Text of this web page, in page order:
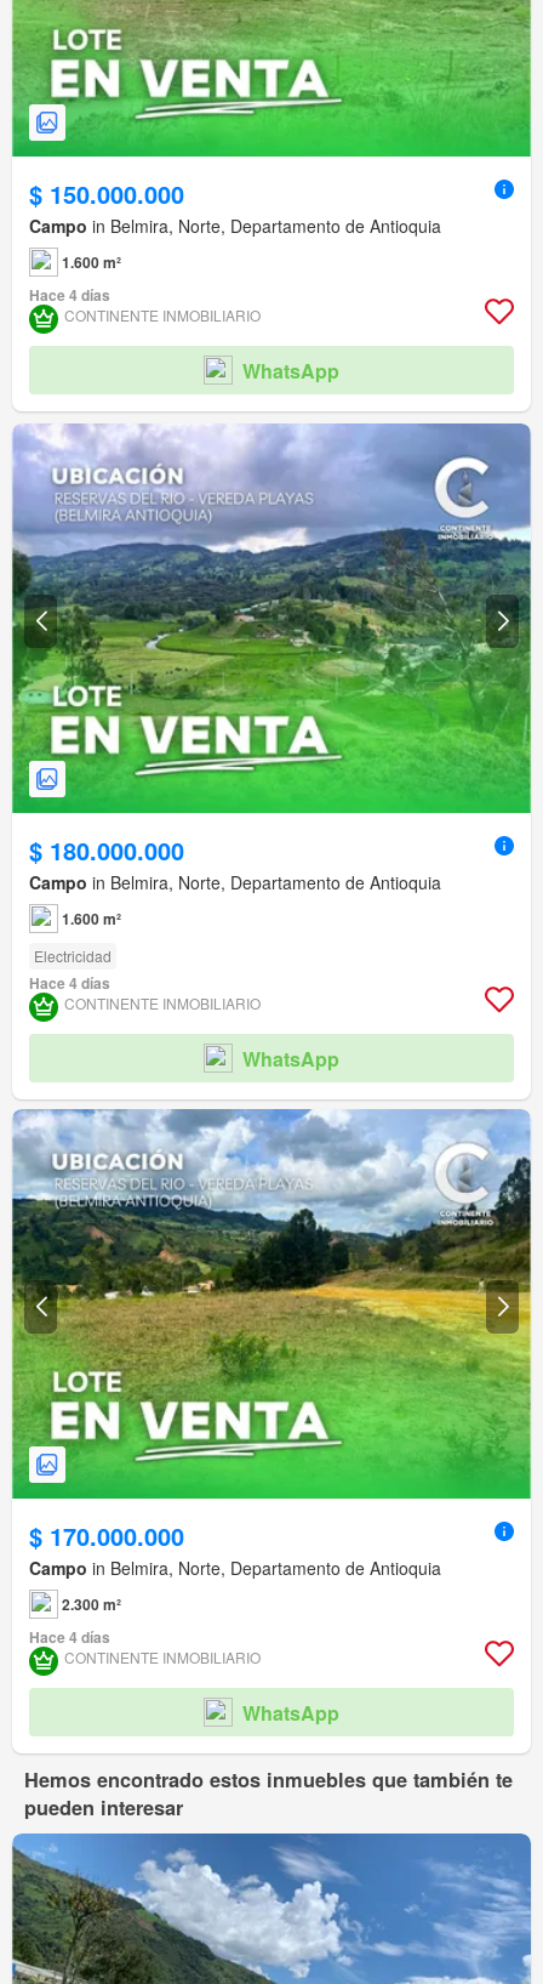
$ 150.000.000
Campo in Belmira, Norte, Departamento de Antioquia
1.600 m²
Hace 4 días
CONTINENTE INMOBILIARIO
WhatsApp
$ 180.000.000
Campo in Belmira, Norte, Departamento de Antioquia
1.600 m²
Electricidad
Hace 4 días
CONTINENTE INMOBILIARIO
WhatsApp
$ 170.000.000
Campo in Belmira, Norte, Departamento de Antioquia
2.300 m²
Hace 4 días
CONTINENTE INMOBILIARIO
WhatsApp
Hemos encontrado estos inmuebles que también te
pueden interesar